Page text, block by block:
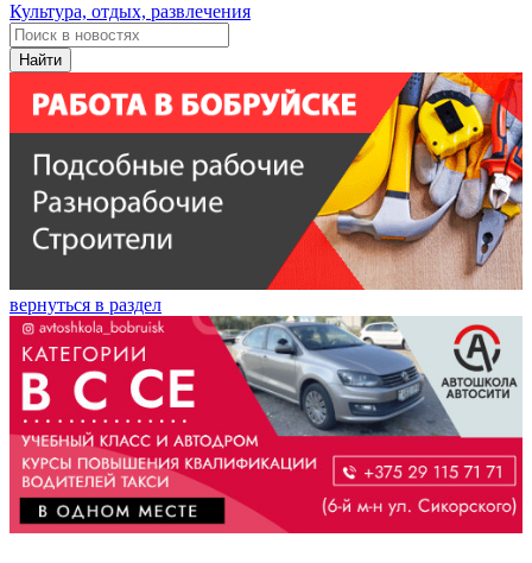
Культура, отдых, развлечения
Найти
вернуться в раздел